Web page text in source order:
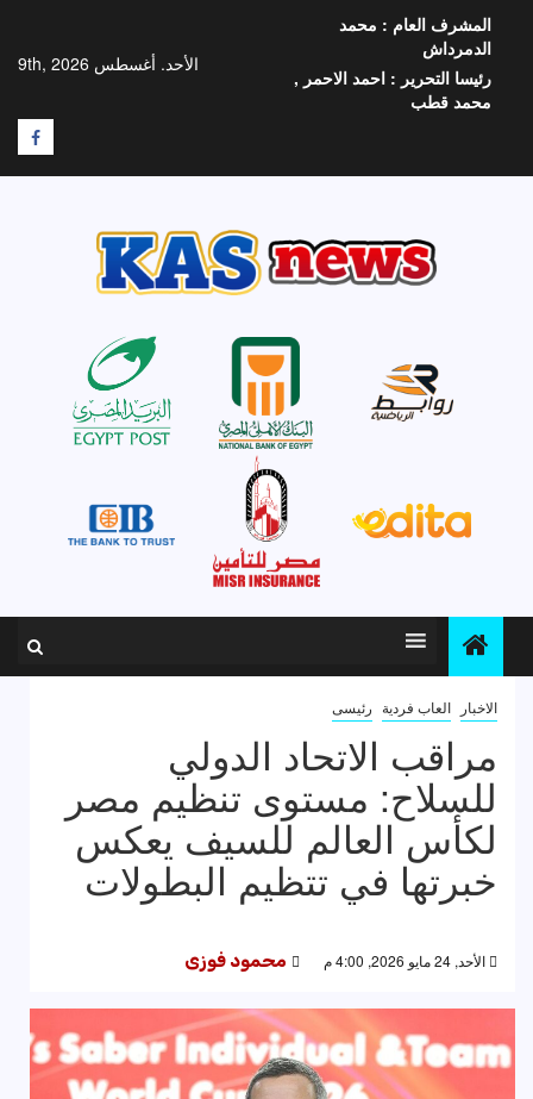
المحتوى
الأحد. أغسطس 9th, 2026
المشرف العام : محمد
الدمرداش
رئيسا التحرير : احمد الاحمر ,
محمد قطب
F
الاخبار العاب فردية رئيسى
مراقب الاتحاد الدولي
للسلاح: مستوى تنظيم مصر
لكأس العالم للسيف يعكس
خبرتها في تتظيم البطولات
الأحد, 24 مايو 2026, 4:00 م محمود فوزى